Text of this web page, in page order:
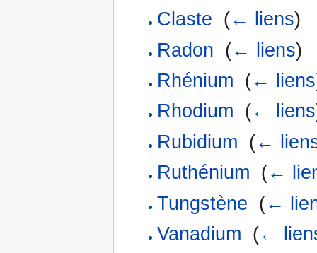
Claste (← liens)
Radon (← liens)
Rhénium (← liens
Rhodium (← liens
Rubidium (←
Ruthénium (←
Tungstène (←
Vanadium (←